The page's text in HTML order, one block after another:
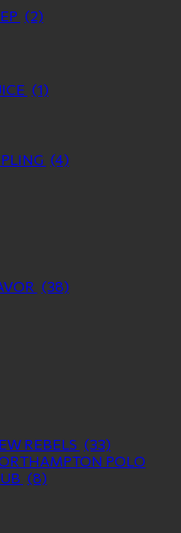
(2)
(1)
(4)
(38)
REBELS (33)
POLO
(8)